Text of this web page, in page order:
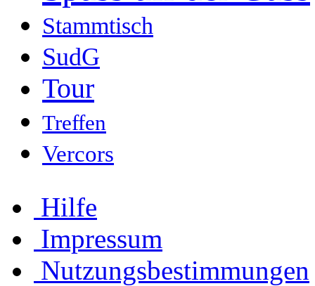
Stammtisch
SudG
Tour
Treffen
Vercors
Hilfe
Impressum
Nutzungsbestimmungen